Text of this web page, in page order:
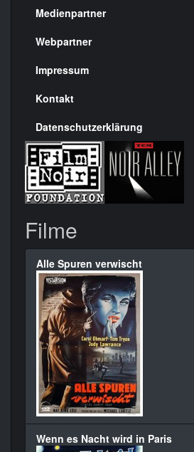
Menülinks
rechte
Seite
Medienpartner
Webpartner
Impressum
Kontakt
Datenschutzerklärung
Filme
Alle Spuren verwischt
Wenn es Nacht wird in Paris